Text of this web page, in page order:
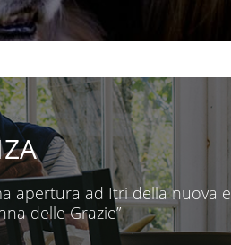
apertura ad Itri della nuova e
delle Grazie”